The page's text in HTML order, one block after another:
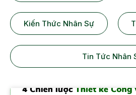
Kiến Thức Nhân Sự
Tin Tức Nhân